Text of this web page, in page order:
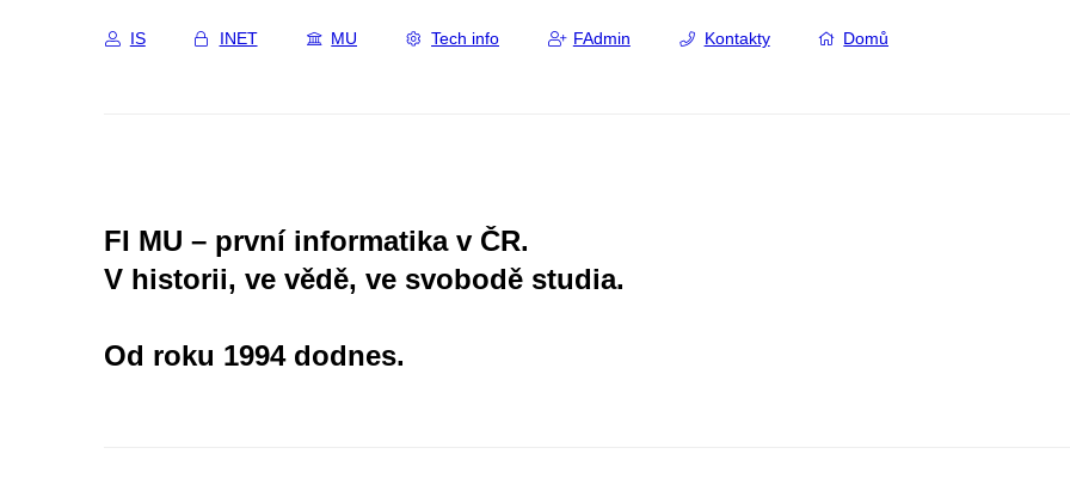
IS INET MU Tech info FAdmin Kontakty Domů
FI MU – první informatika v ČR.
V historii, ve vědě, ve svobodě studia.
Od roku 1994 dodnes.